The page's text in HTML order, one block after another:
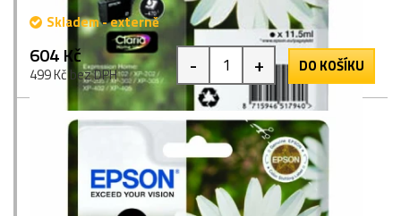
Skladem - externě
604 Kč
499 Kč bez DPH - + DO KOŠÍKU